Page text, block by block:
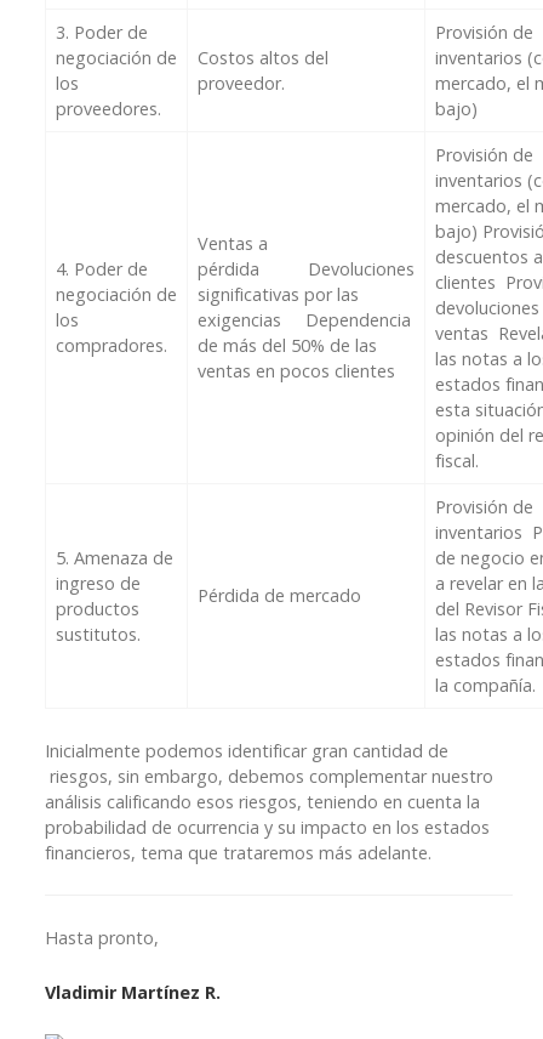
3. Poder de
negociación de
los
proveedores.
Costos altos del
proveedor.
Provisión de
inventarios
mercado, el
bajo)
4. Poder de
negociación de
los
compradores.
Ventas a
pérdida Devoluciones
significativas por las
exigencias Dependencia
de más del 50% de las
ventas en pocos clientes
Provisión de
inventarios
mercado, el
bajo)
descuentos a
clientes
ventas
las notas a
estados
esta
opinión del
fiscal.
5. Amenaza de
ingreso de
productos
sustitutos.
Pérdida de mercado
Provisión de
inventarios
de negocio
a revelar en
del Revisor
las notas a
estados
la
Inicialmente podemos identificar gran cantidad de
riesgos, sin embargo, debemos complementar nuestro
análisis calificando esos riesgos, teniendo en cuenta la
probabilidad de ocurrencia y su impacto en los estados
financieros, tema que trataremos más adelante.
Hasta pronto,
Vladimir Martínez R.